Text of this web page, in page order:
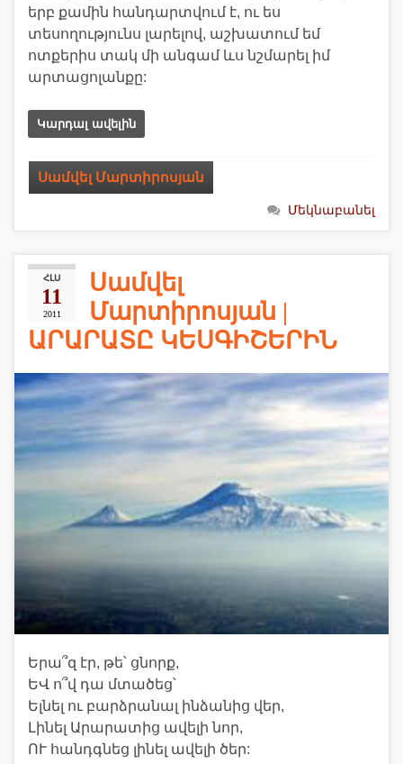
երբ քամին հանդարտվում է, ու ես
տեսողությունս լարելով, աշխատում եմ
ոտքերիս տակ մի անգամ ևս նշմարել իմ
արտացոլանքը:
Կարդալ ավելին
Սամվել Մարտիրոսյան
Մեկնաբանել
ՀԼՍ
11
2011
Սամվել
Մարտիրոսյան |
ԱՐԱՐԱՏԸ ԿԵՍԳԻՇԵՐԻՆ
Երա՞զ էր, թե՝ ցնորք,
ԵՎ ո՞վ դա մտածեց՝
Ելնել ու բարձրանալ ինձանից վեր,
Լինել Արարատից ավելի նոր,
ՈՒ հանդգնեց լինել ավելի ծեր: